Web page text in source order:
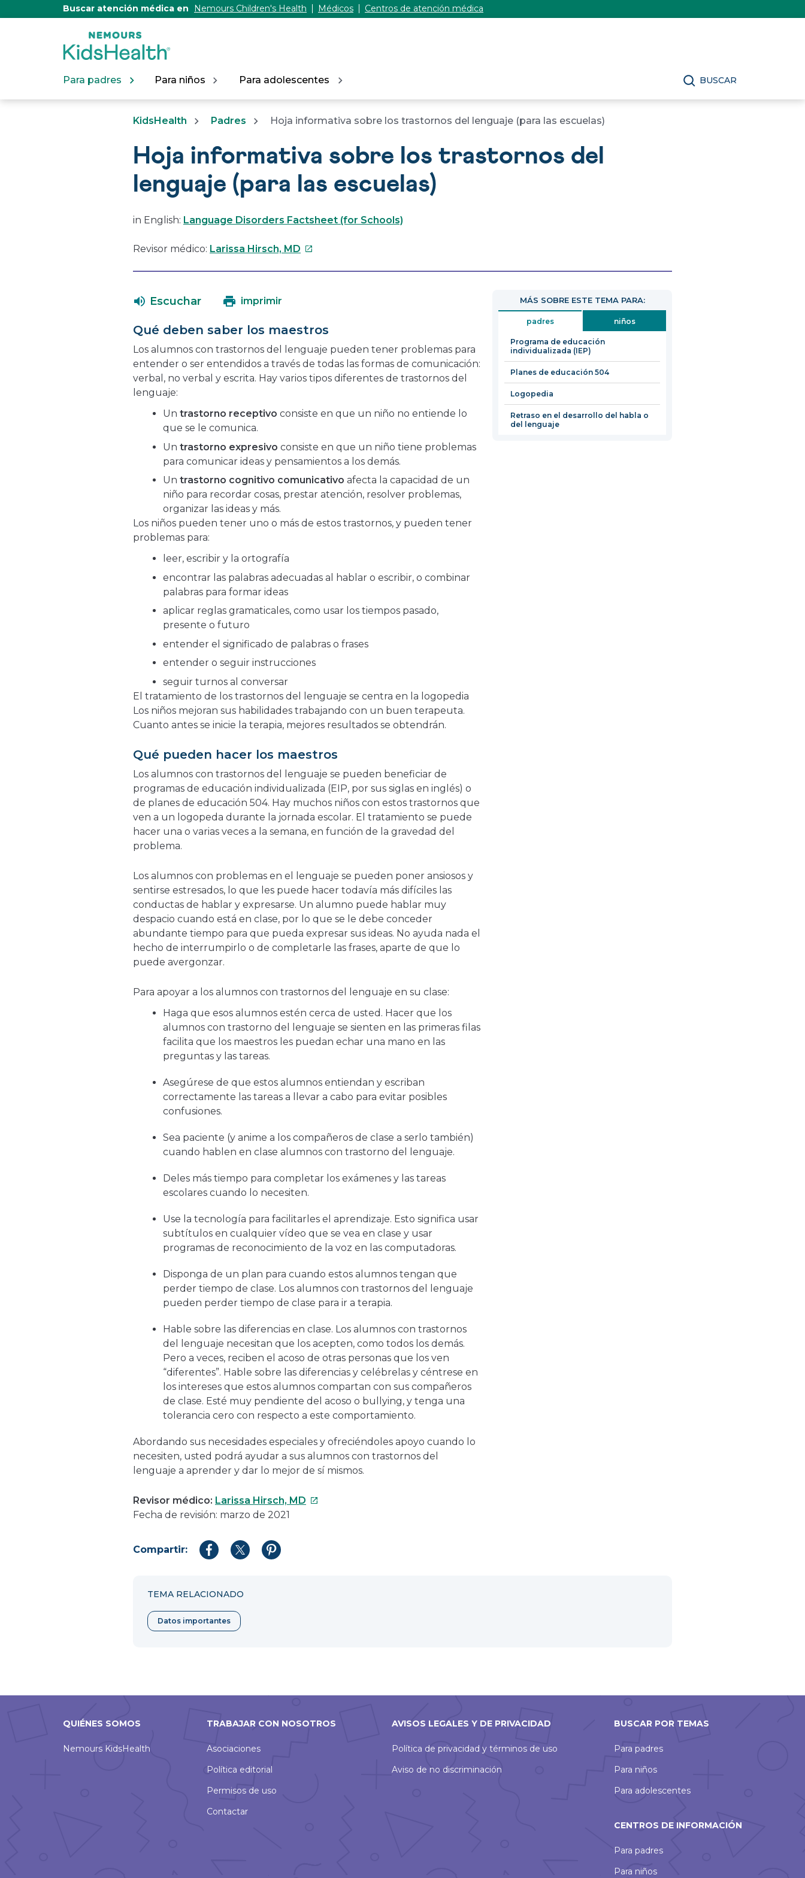
Buscar atención médica en Nemours Children's Health Médicos Centros de atención médica
Para padres Para niños Para adolescentes BUSCAR
KidsHealth Padres Hoja informativa sobre los trastornos del lenguaje (para las escuelas)
Hoja informativa sobre los trastornos del
lenguaje (para las escuelas)
in English: Language Disorders Factsheet (for Schools)
Revisor médico: Larissa Hirsch, MD Este
nueva
ventana
Escuchar imprimir
Qué deben saber los maestros
Los alumnos con trastornos del lenguaje pueden tener problemas para
entender o ser entendidos a través de todas las formas de comunicación:
verbal, no verbal y escrita. Hay varios tipos diferentes de trastornos del
lenguaje:
Un trastorno receptivo consiste en que un niño no entiende lo
que se le comunica.
Un trastorno expresivo consiste en que un niño tiene problemas
para comunicar ideas y pensamientos a los demás.
Un trastorno cognitivo comunicativo afecta la capacidad de un
niño para recordar cosas, prestar atención, resolver problemas,
organizar las ideas y más.
Los niños pueden tener uno o más de estos trastornos, y pueden tener
problemas para:
leer, escribir y la ortografía
encontrar las palabras adecuadas al hablar o escribir, o combinar
palabras para formar ideas
aplicar reglas gramaticales, como usar los tiempos pasado,
presente o futuro
entender el significado de palabras o frases
entender o seguir instrucciones
seguir turnos al conversar
El tratamiento de los trastornos del lenguaje se centra en la logopedia
Los niños mejoran sus habilidades trabajando con un buen terapeuta.
Cuanto antes se inicie la terapia, mejores resultados se obtendrán.
Qué pueden hacer los maestros
Los alumnos con trastornos del lenguaje se pueden beneficiar de
programas de educación individualizada (EIP, por sus siglas en inglés) o
de planes de educación 504. Hay muchos niños con estos trastornos que
ven a un logopeda durante la jornada escolar. El tratamiento se puede
hacer una o varias veces a la semana, en función de la gravedad del
problema.
Los alumnos con problemas en el lenguaje se pueden poner ansiosos y
sentirse estresados, lo que les puede hacer todavía más difíciles las
conductas de hablar y expresarse. Un alumno puede hablar muy
despacio cuando está en clase, por lo que se le debe conceder
abundante tiempo para que pueda expresar sus ideas. No ayuda nada el
hecho de interrumpirlo o de completarle las frases, aparte de que lo
puede avergonzar.
Para apoyar a los alumnos con trastornos del lenguaje en su clase:
Haga que esos alumnos estén cerca de usted. Hacer que los
alumnos con trastorno del lenguaje se sienten en las primeras filas
facilita que los maestros les puedan echar una mano en las
preguntas y las tareas.
Asegúrese de que estos alumnos entiendan y escriban
correctamente las tareas a llevar a cabo para evitar posibles
confusiones.
Sea paciente (y anime a los compañeros de clase a serlo también)
cuando hablen en clase alumnos con trastorno del lenguaje.
Deles más tiempo para completar los exámenes y las tareas
escolares cuando lo necesiten.
Use la tecnología para facilitarles el aprendizaje. Esto significa usar
subtítulos en cualquier vídeo que se vea en clase y usar
programas de reconocimiento de la voz en las computadoras.
Disponga de un plan para cuando estos alumnos tengan que
perder tiempo de clase. Los alumnos con trastornos del lenguaje
pueden perder tiempo de clase para ir a terapia.
Hable sobre las diferencias en clase. Los alumnos con trastornos
del lenguaje necesitan que los acepten, como todos los demás.
Pero a veces, reciben el acoso de otras personas que los ven
“diferentes”. Hable sobre las diferencias y celébrelas y céntrese en
los intereses que estos alumnos compartan con sus compañeros
de clase. Esté muy pendiente del acoso o bullying, y tenga una
tolerancia cero con respecto a este comportamiento.
Abordando sus necesidades especiales y ofreciéndoles apoyo cuando lo
necesiten, usted podrá ayudar a sus alumnos con trastornos del
lenguaje a aprender y dar lo mejor de sí mismos.
Revisor médico: Larissa Hirsch, MD Este
Fecha de revisión: marzo de 2021
MÁS SOBRE ESTE TEMA PARA:
padres niños
Programa de educación
individualizada (IEP)
Planes de educación 504
Logopedia
Retraso en el desarrollo del habla o
del lenguaje
Compartir:
CompartirCompartirCompartir
TEMA RELACIONADO
Datos importantes
QUIÉNES SOMOS
Nemours KidsHealth
TRABAJAR CON NOSOTROS
Asociaciones
Política editorial
Permisos de uso
Contactar
AVISOS LEGALES Y DE PRIVACIDAD
Política de privacidad y términos de uso
Aviso de no discriminación
BUSCAR POR TEMAS
Para padres
Para niños
Para adolescentes
CENTROS DE INFORMACIÓN
Para padres
Para niños